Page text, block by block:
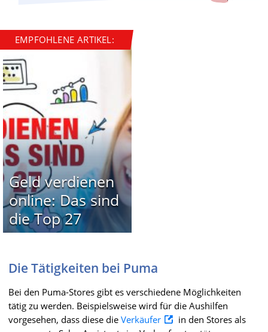
EMPFOHLENE ARTIKEL:
Geld verdienen
online: Das sind
die Top 27
Die Tätigkeiten bei Puma
Bei den Puma-Stores gibt es verschiedene Möglichkeiten
tätig zu werden. Beispielsweise wird für die Aushilfen
vorgesehen, dass diese die Verkäufer
in den Stores als